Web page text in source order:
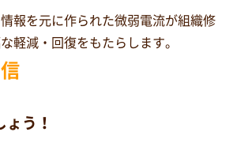
報を元に作られた微弱電流が組織修
軽減・回復をもたらします。
ょう！